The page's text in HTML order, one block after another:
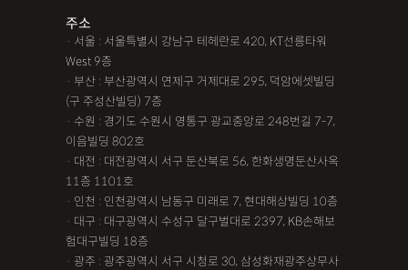
주소
· 서울 : 서울특별시 강남구 테헤란로 420, KT선릉타워
West 9층
· 부산 : 부산광역시 연제구 거제대로 295, 덕암에셋빌딩
(구 주성산빌딩) 7층
· 수원 : 경기도 수원시 영통구 광교중앙로 248번길 7-7,
이음빌딩 802호
· 대전 : 대전광역시 서구 둔산북로 56, 한화생명둔산사옥
11층 1101호
· 인천 : 인천광역시 남동구 미래로 7, 현대해상빌딩 10층
· 대구 : 대구광역시 수성구 달구벌대로 2397, KB손해보
험대구빌딩 18층
· 광주 : 광주광역시 서구 시청로 30, 삼성화재광주상무사